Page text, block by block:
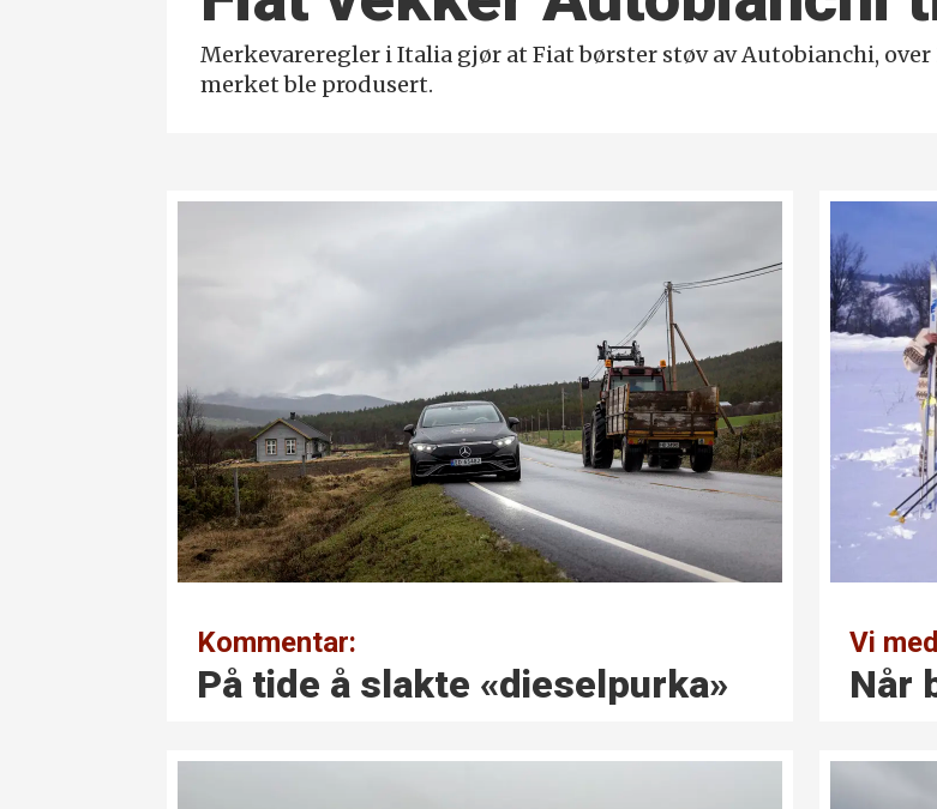
Merkevareregler i Italia gjør at Fiat børster støv av Autobianchi,
merket ble produsert.
Kommentar:
På tide å slakte «diesel­purka»
Vi
Når